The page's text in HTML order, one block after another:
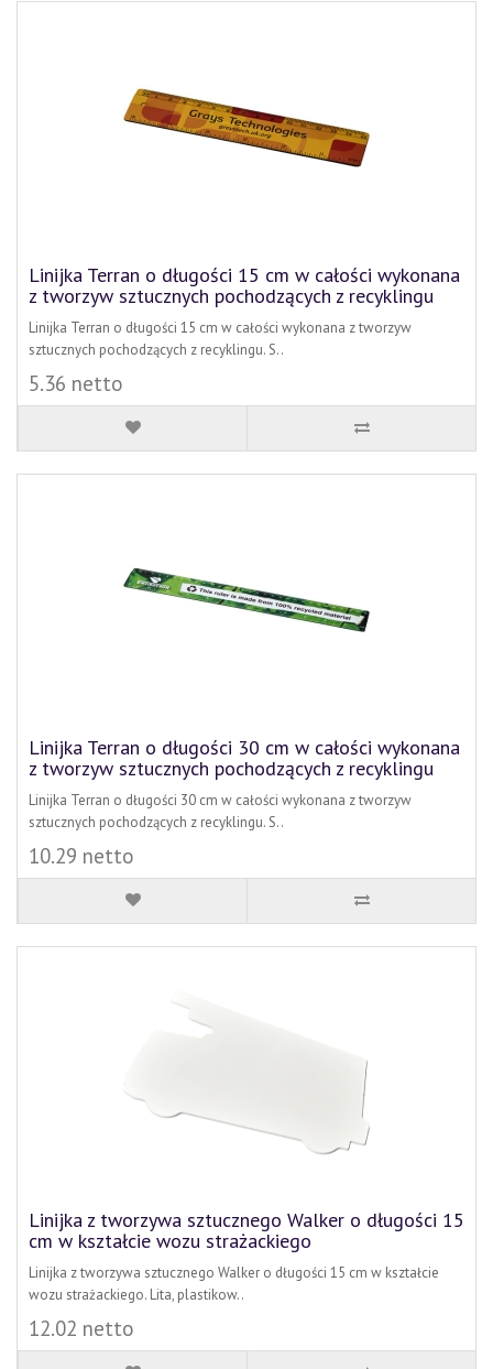
Linijka Terran o długości 15 cm w całości wykonana
z tworzyw sztucznych pochodzących z recyklingu
Linijka Terran o długości 15 cm w całości wykonana z tworzyw
sztucznych pochodzących z recyklingu. S..
5.36 netto
Linijka Terran o długości 30 cm w całości wykonana
z tworzyw sztucznych pochodzących z recyklingu
Linijka Terran o długości 30 cm w całości wykonana z tworzyw
sztucznych pochodzących z recyklingu. S..
10.29 netto
Linijka z tworzywa sztucznego Walker o długości 15
cm w kształcie wozu strażackiego
Linijka z tworzywa sztucznego Walker o długości 15 cm w kształcie
wozu strażackiego. Lita, plastikow..
12.02 netto